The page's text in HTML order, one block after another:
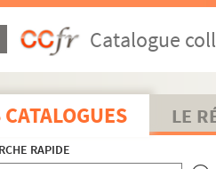
Catalogue
CATALOGUES LE
RAPIDE
4-AFF-002750-(27). Danses
4-AFF-002750-(28). Dans la
4-AFF-002750-(107). La
4-AFF-002750-(29). Le
4-AFF-002750-(30). Les deux